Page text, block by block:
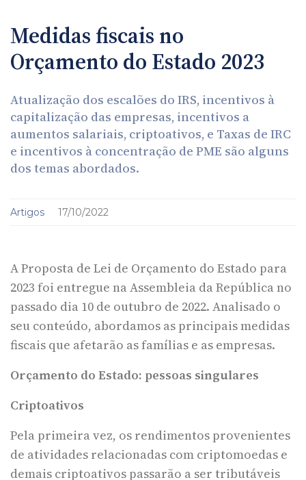
Medidas fiscais no
Orçamento do Estado 2023
Atualização dos escalões do IRS, incentivos à
capitalização das empresas, incentivos a
aumentos salariais, criptoativos, e Taxas de IRC
e incentivos à concentração de PME são alguns
dos temas abordados.
Artigos 17/10/2022
A Proposta de Lei de Orçamento do Estado para
2023 foi entregue na Assembleia da República no
passado dia 10 de outubro de 2022. Analisado o
seu conteúdo, abordamos as principais medidas
fiscais que afetarão as famílias e as empresas.
Orçamento do Estado: pessoas singulares
Criptoativos
Pela primeira vez, os rendimentos provenientes
de atividades relacionadas com criptomoedas e
demais criptoativos passarão a ser tributáveis